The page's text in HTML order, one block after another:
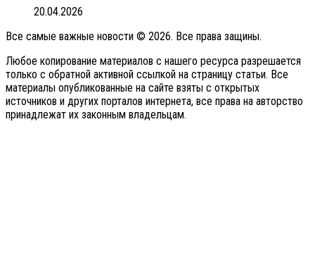
20.04.2026
Все самые важные новости © 2026. Все права защины.
Любое копирование материалов с нашего ресурса разрешается
только с обратной активной ссылкой на страницу статьи. Все
материалы опубликованные на сайте взяты с открытых
источников и других порталов интернета, все права на авторство
принадлежат их законным владельцам.